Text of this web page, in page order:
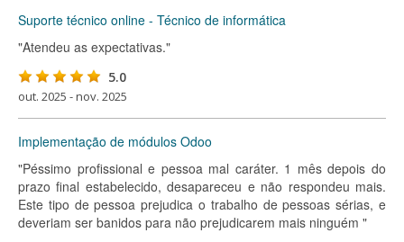
Suporte técnico online - Técnico de informática
"Atendeu as expectativas."
5.0
out. 2025 - nov. 2025
Implementação de módulos Odoo
"Péssimo profissional e pessoa mal caráter. 1 mês depois do
prazo final estabelecido, desapareceu e não respondeu mais.
Este tipo de pessoa prejudica o trabalho de pessoas sérias, e
deveriam ser banidos para não prejudicarem mais ninguém "